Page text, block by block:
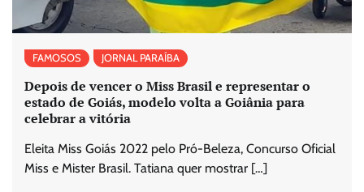
FAMOSOS JORNAL PARAÍBA
Depois de vencer o Miss Brasil e representar o
estado de Goiás, modelo volta a Goiânia para
celebrar a vitória
Eleita Miss Goiás 2022 pelo Pró-Beleza, Concurso Oficial
Miss e Mister Brasil. Tatiana quer mostrar […]